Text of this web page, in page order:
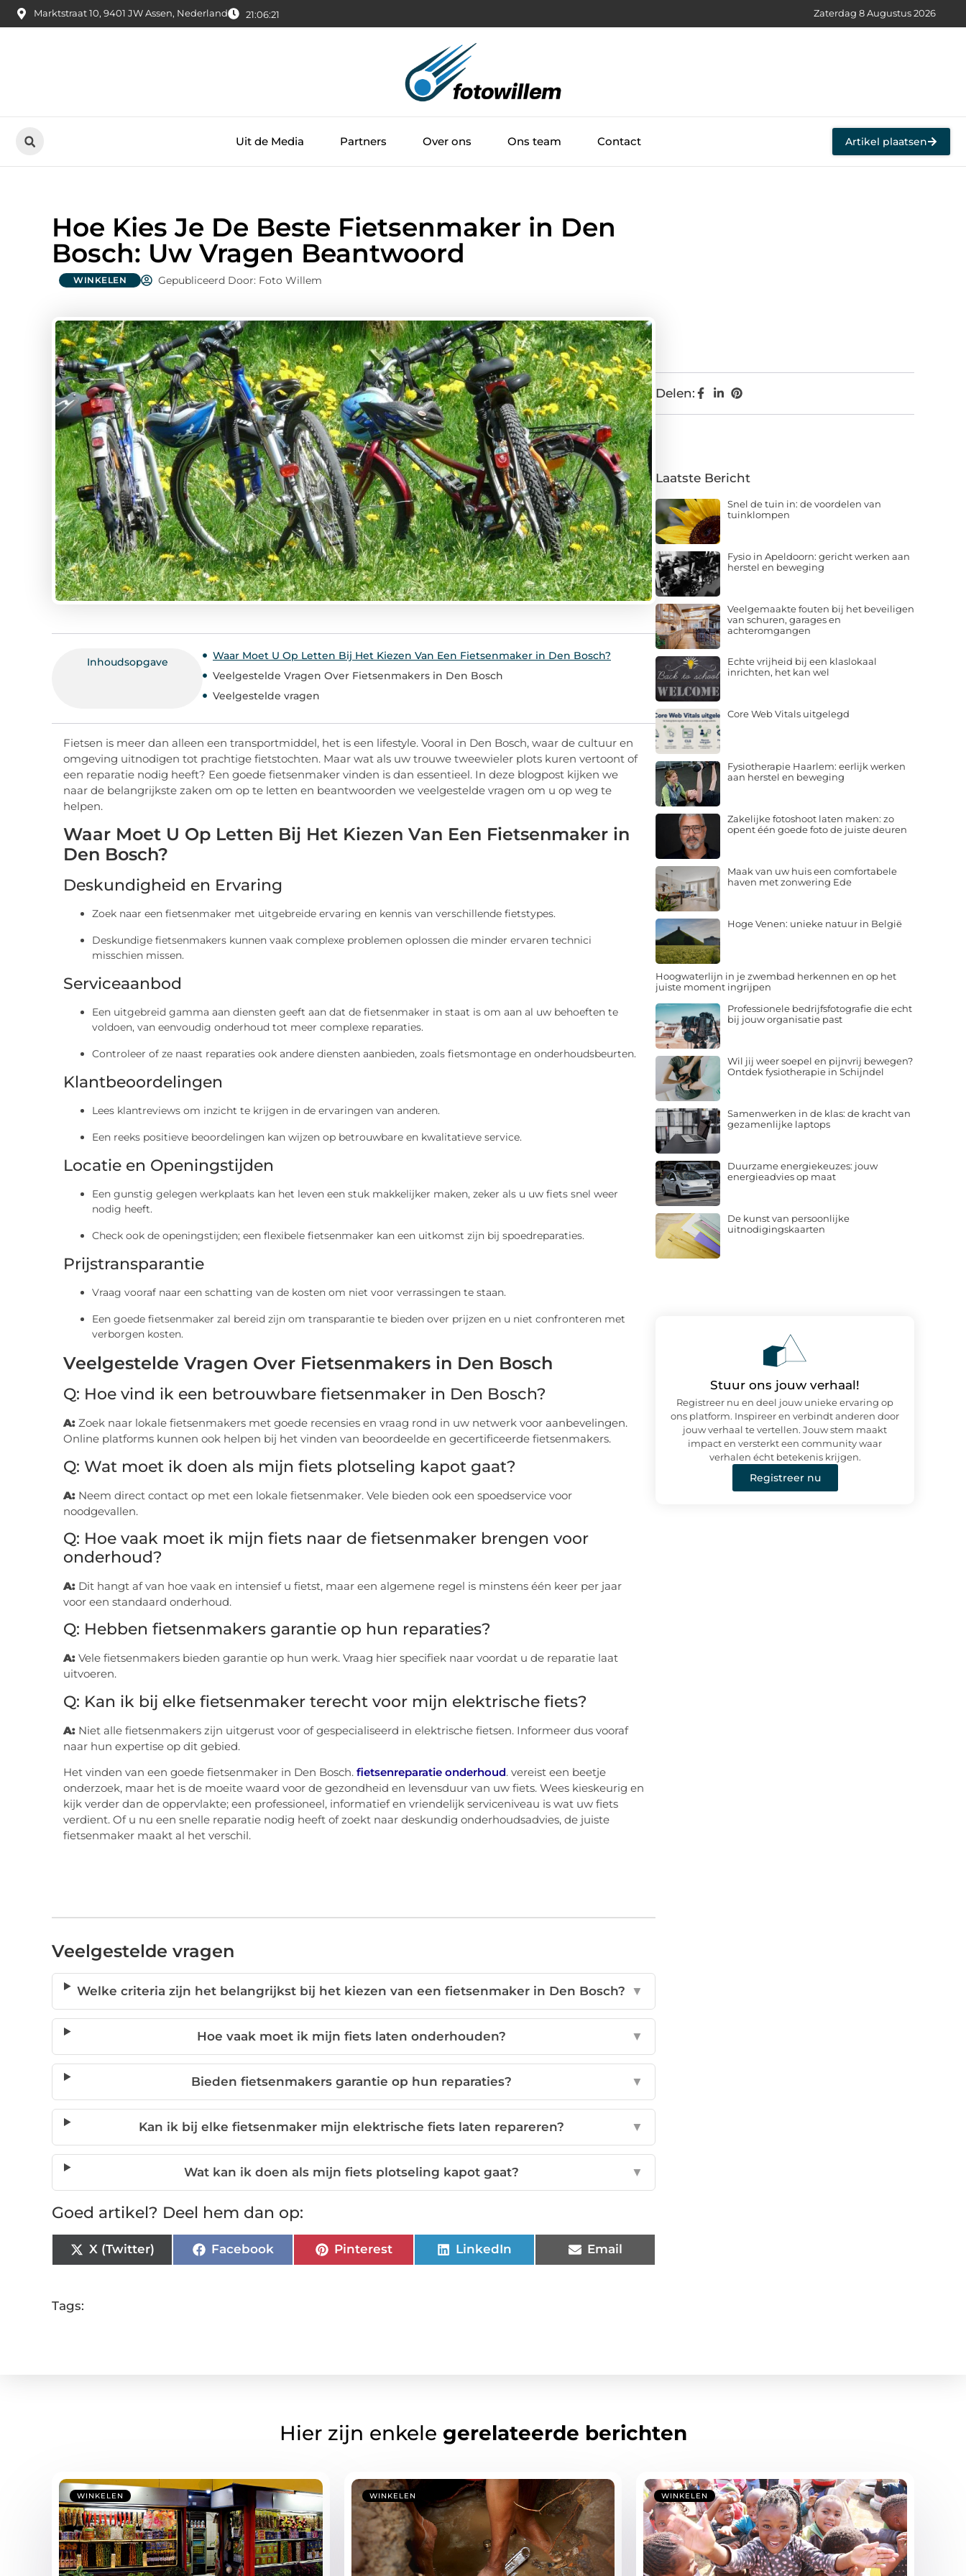
Marktstraat 10, 9401 JW Assen, Nederland 21:06:22 Zaterdag 8 Augustus 2026
Uit de Media Partners Over ons Ons team Contact Artikel plaatsen
Hoe Kies Je De Beste Fietsenmaker in Den
Bosch: Uw Vragen Beantwoord
WINKELEN Gepubliceerd Door: Foto Willem
Inhoudsopgave
Waar Moet U Op Letten Bij Het Kiezen Van Een Fietsenmaker in Den Bosch?
Veelgestelde Vragen Over Fietsenmakers in Den Bosch
Veelgestelde vragen
Fietsen is meer dan alleen een transportmiddel, het is een lifestyle. Vooral in Den Bosch, waar de cultuur en
omgeving uitnodigen tot prachtige fietstochten. Maar wat als uw trouwe tweewieler plots kuren vertoont of
een reparatie nodig heeft? Een goede fietsenmaker vinden is dan essentieel. In deze blogpost kijken we
naar de belangrijkste zaken om op te letten en beantwoorden we veelgestelde vragen om u op weg te
helpen.
Waar Moet U Op Letten Bij Het Kiezen Van Een Fietsenmaker in
Den Bosch?
Deskundigheid en Ervaring
Zoek naar een fietsenmaker met uitgebreide ervaring en kennis van verschillende fietstypes.
Deskundige fietsenmakers kunnen vaak complexe problemen oplossen die minder ervaren technici
misschien missen.
Serviceaanbod
Een uitgebreid gamma aan diensten geeft aan dat de fietsenmaker in staat is om aan al uw behoeften te
voldoen, van eenvoudig onderhoud tot meer complexe reparaties.
Controleer of ze naast reparaties ook andere diensten aanbieden, zoals fietsmontage en onderhoudsbeurten.
Klantbeoordelingen
Lees klantreviews om inzicht te krijgen in de ervaringen van anderen.
Een reeks positieve beoordelingen kan wijzen op betrouwbare en kwalitatieve service.
Locatie en Openingstijden
Een gunstig gelegen werkplaats kan het leven een stuk makkelijker maken, zeker als u uw fiets snel weer
nodig heeft.
Check ook de openingstijden; een flexibele fietsenmaker kan een uitkomst zijn bij spoedreparaties.
Prijstransparantie
Vraag vooraf naar een schatting van de kosten om niet voor verrassingen te staan.
Een goede fietsenmaker zal bereid zijn om transparantie te bieden over prijzen en u niet confronteren met
verborgen kosten.
Veelgestelde Vragen Over Fietsenmakers in Den Bosch
Q: Hoe vind ik een betrouwbare fietsenmaker in Den Bosch?
A: Zoek naar lokale fietsenmakers met goede recensies en vraag rond in uw netwerk voor aanbevelingen.
Online platforms kunnen ook helpen bij het vinden van beoordeelde en gecertificeerde fietsenmakers.
Q: Wat moet ik doen als mijn fiets plotseling kapot gaat?
A: Neem direct contact op met een lokale fietsenmaker. Vele bieden ook een spoedservice voor
noodgevallen.
Q: Hoe vaak moet ik mijn fiets naar de fietsenmaker brengen voor
onderhoud?
A: Dit hangt af van hoe vaak en intensief u fietst, maar een algemene regel is minstens één keer per jaar
voor een standaard onderhoud.
Q: Hebben fietsenmakers garantie op hun reparaties?
A: Vele fietsenmakers bieden garantie op hun werk. Vraag hier specifiek naar voordat u de reparatie laat
uitvoeren.
Q: Kan ik bij elke fietsenmaker terecht voor mijn elektrische fiets?
A: Niet alle fietsenmakers zijn uitgerust voor of gespecialiseerd in elektrische fietsen. Informeer dus vooraf
naar hun expertise op dit gebied.
Het vinden van een goede fietsenmaker in Den Bosch. fietsenreparatie onderhoud. vereist een beetje
onderzoek, maar het is de moeite waard voor de gezondheid en levensduur van uw fiets. Wees kieskeurig en
kijk verder dan de oppervlakte; een professioneel, informatief en vriendelijk serviceniveau is wat uw fiets
verdient. Of u nu een snelle reparatie nodig heeft of zoekt naar deskundig onderhoudsadvies, de juiste
fietsenmaker maakt al het verschil.
Veelgestelde vragen
Welke criteria zijn het belangrijkst bij het kiezen van een fietsenmaker in Den Bosch? ▼
Hoe vaak moet ik mijn fiets laten onderhouden? ▼
Bieden fietsenmakers garantie op hun reparaties? ▼
Kan ik bij elke fietsenmaker mijn elektrische fiets laten repareren? ▼
Wat kan ik doen als mijn fiets plotseling kapot gaat? ▼
Goed artikel? Deel hem dan op:
X (Twitter) Facebook Pinterest LinkedIn Email
Tags:
Delen:
Laatste Bericht
Snel de tuin in: de voordelen van
tuinklompen
Fysio in Apeldoorn: gericht werken aan
herstel en beweging
Veelgemaakte fouten bij het beveiligen
van schuren, garages en
achteromgangen
Echte vrijheid bij een klaslokaal
inrichten, het kan wel
Core Web Vitals uitgelegd
Fysiotherapie Haarlem: eerlijk werken
aan herstel en beweging
Zakelijke fotoshoot laten maken: zo
opent één goede foto de juiste deuren
Maak van uw huis een comfortabele
haven met zonwering Ede
Hoge Venen: unieke natuur in België
Hoogwaterlijn in je zwembad herkennen en op het
juiste moment ingrijpen
Professionele bedrijfsfotografie die echt
bij jouw organisatie past
Wil jij weer soepel en pijnvrij bewegen?
Ontdek fysiotherapie in Schijndel
Samenwerken in de klas: de kracht van
gezamenlijke laptops
Duurzame energiekeuzes: jouw
energieadvies op maat
De kunst van persoonlijke
uitnodigingskaarten
Stuur ons jouw verhaal!
Registreer nu en deel jouw unieke ervaring op
ons platform. Inspireer en verbindt anderen door
jouw verhaal te vertellen. Jouw stem maakt
impact en versterkt een community waar
verhalen écht betekenis krijgen.
Registreer nu
Hier zijn enkele gerelateerde berichten
WINKELEN WINKELEN WINKELEN